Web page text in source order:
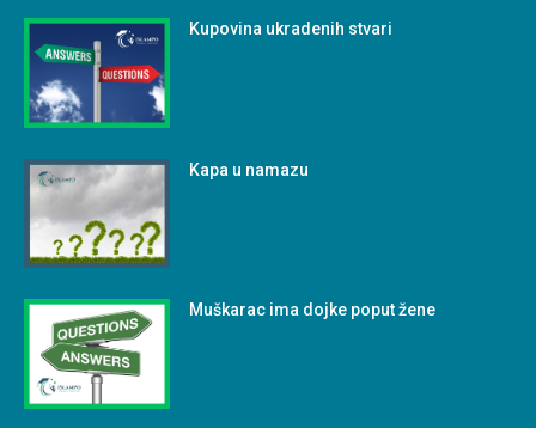
Kupovina ukradenih stvari
Kapa u namazu
Muškarac ima dojke poput žene